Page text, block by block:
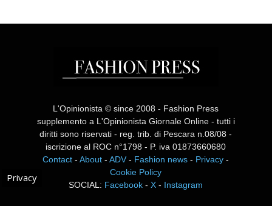
L'Opinionista © since 2008 - Fashion Press
supplemento a L'Opinionista Giornale Online - tutti i
diritti sono riservati - reg. trib. di Pescara n.08/08 -
iscrizione al ROC n°1798 - P. iva 01873660680
Contact -About -ADV - Fashion news - Privacy -
Cookie Policy
SOCIAL: Facebook -X - Instagram
Privacy